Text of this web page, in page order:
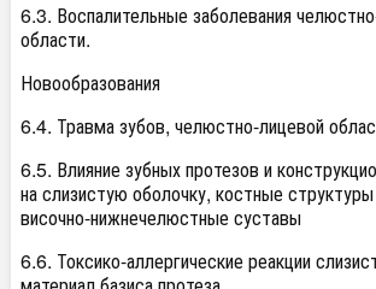
6.3. Воспалительные заболевания
области.
Новообразования
6.4. Травма зубов, челюстно-лицевой
6.5. Влияние зубных протезов и
на слизистую оболочку, костные
височно-нижнечелюстные суставы
6.6. Токсико-аллергические реакции